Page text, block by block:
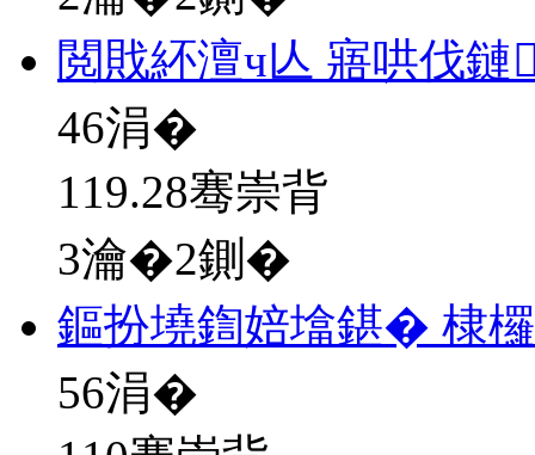
閲戝紑澶ч亾 寤哄伐
46涓�
119.28骞崇背
3瀹�2鍘�
鏂扮墝鍧婄墖鍖� 棣
56涓�